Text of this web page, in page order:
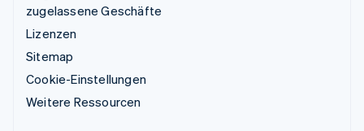
zugelassene Geschäfte
Lizenzen
Sitemap
Cookie-Einstellungen
Weitere Ressourcen